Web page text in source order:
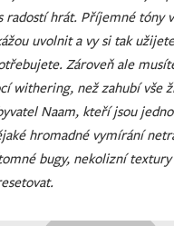
radostí hrát. Příjemné tóny
uvolnit a vy si tak
Zároveň ale
withering, než zahubí vše
Naam, kteří jsou
hromadné vymírání
bugy, nekolizní